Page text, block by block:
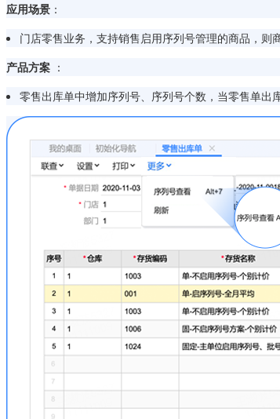
应用场景 ：
门店零售业务，支持销售启用序列号管理的商品，则
产品方案 ：
零售出库单中增加序列号、序列号个数，当零售单出